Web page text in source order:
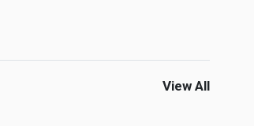
View All